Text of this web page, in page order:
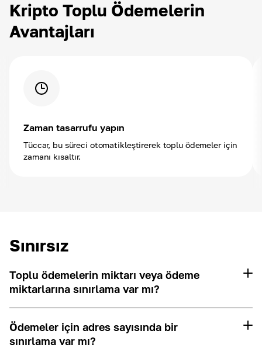
Kripto Toplu Ödemelerin
Avantajları
Zaman tasarrufu yapın
Tüccar, bu süreci otomatikleştirerek toplu ödemeler için
zamanı kısaltır.
Sınırsız
Toplu ödemelerin miktarı veya ödeme
miktarlarına sınırlama var mı?
Ödemeler için adres sayısında bir
sınırlama var mı?